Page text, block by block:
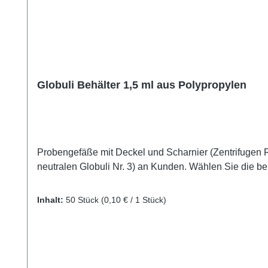
Globuli Behälter 1,5 ml aus Polypropylen
Probengefäße mit Deckel und Scharnier (Zentrifugen
neutralen Globuli Nr. 3) an Kunden. Wählen Sie die
Inhalt: 50 Stück (0,10 € / 1 Stück)